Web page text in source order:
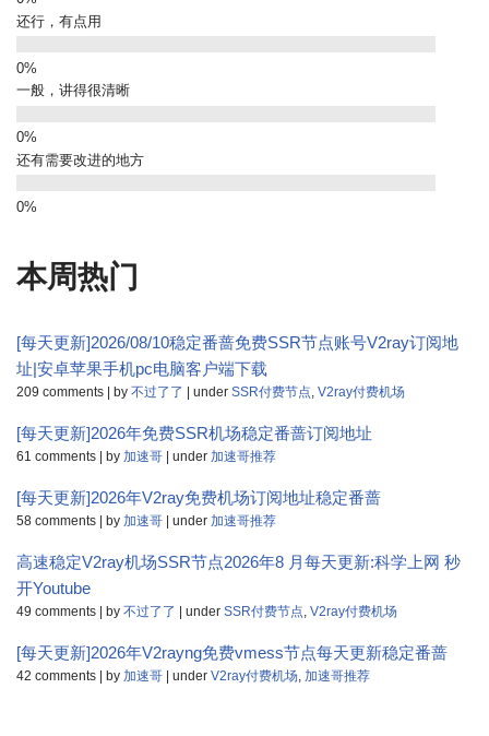
还行，有点用
一般，讲得很清晰
还有需要改进的地方
本周热门
[每天更新]2026/08/10稳定番蔷免费SSR节点账号V2ray订阅地
址|安卓苹果手机pc电脑客户端下载
209 comments | by 不过了了 | under SSR付费节点 V2ray付费机场
[每天更新]2026年免费SSR机场稳定番蔷订阅地址
61 comments | by 加速哥 | under 加速哥推荐
[每天更新]2026年V2ray免费机场订阅地址稳定番蔷
58 comments | by 加速哥 | under 加速哥推荐
高速稳定V2ray机场SSR节点2026年8 月每天更新:科学上网 秒
开Youtube
49 comments | by 不过了了 | under SSR付费节点 V2ray付费机场
[每天更新]2026年V2rayng免费vmess节点每天更新稳定番蔷
42 comments | by 加速哥 | under V2ray付费机场 加速哥推荐